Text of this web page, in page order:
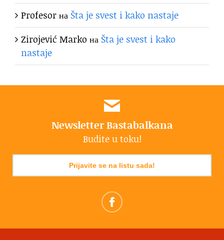
Profesorна Šta je svest i kako nastaje
Zirojević Marko на Šta je svest i kako
nastaje
Newsletter Bastabalkana
Budite u toku!
Prijavite se na listu sada!